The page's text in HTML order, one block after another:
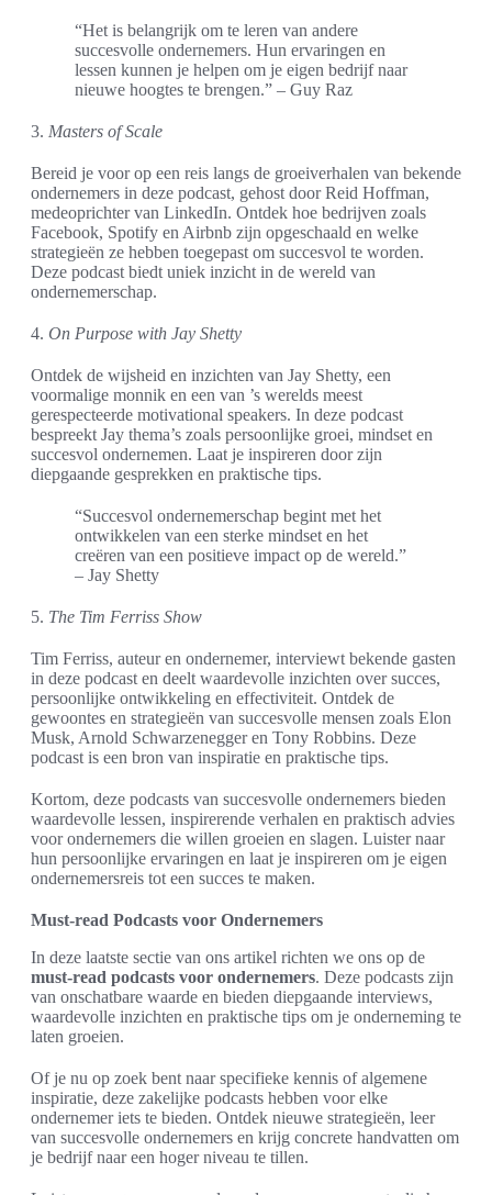
“Het is belangrijk om te leren van andere
succesvolle ondernemers. Hun ervaringen en
lessen kunnen je helpen om je eigen bedrijf naar
nieuwe hoogtes te brengen.” – Guy Raz
3. Masters of Scale
Bereid je voor op een reis langs de groeiverhalen van bekende
ondernemers in deze podcast, gehost door Reid Hoffman,
medeoprichter van LinkedIn. Ontdek hoe bedrijven zoals
Facebook, Spotify en Airbnb zijn opgeschaald en welke
strategieën ze hebben toegepast om succesvol te worden.
Deze podcast biedt uniek inzicht in de wereld van
ondernemerschap.
4. On Purpose with Jay Shetty
Ontdek de wijsheid en inzichten van Jay Shetty, een
voormalige monnik en een van ’s werelds meest
gerespecteerde motivational speakers. In deze podcast
bespreekt Jay thema’s zoals persoonlijke groei, mindset en
succesvol ondernemen. Laat je inspireren door zijn
diepgaande gesprekken en praktische tips.
“Succesvol ondernemerschap begint met het
ontwikkelen van een sterke mindset en het
creëren van een positieve impact op de wereld.”
– Jay Shetty
5. The Tim Ferriss Show
Tim Ferriss, auteur en ondernemer, interviewt bekende gasten
in deze podcast en deelt waardevolle inzichten over succes,
persoonlijke ontwikkeling en effectiviteit. Ontdek de
gewoontes en strategieën van succesvolle mensen zoals Elon
Musk, Arnold Schwarzenegger en Tony Robbins. Deze
podcast is een bron van inspiratie en praktische tips.
Kortom, deze podcasts van succesvolle ondernemers bieden
waardevolle lessen, inspirerende verhalen en praktisch advies
voor ondernemers die willen groeien en slagen. Luister naar
hun persoonlijke ervaringen en laat je inspireren om je eigen
ondernemersreis tot een succes te maken.
Must-read Podcasts voor Ondernemers
In deze laatste sectie van ons artikel richten we ons op de
must-read podcasts voor ondernemers. Deze podcasts zijn
van onschatbare waarde en bieden diepgaande interviews,
waardevolle inzichten en praktische tips om je onderneming te
laten groeien.
Of je nu op zoek bent naar specifieke kennis of algemene
inspiratie, deze zakelijke podcasts hebben voor elke
ondernemer iets te bieden. Ontdek nieuwe strategieën, leer
van succesvolle ondernemers en krijg concrete handvatten om
je bedrijf naar een hoger niveau te tillen.